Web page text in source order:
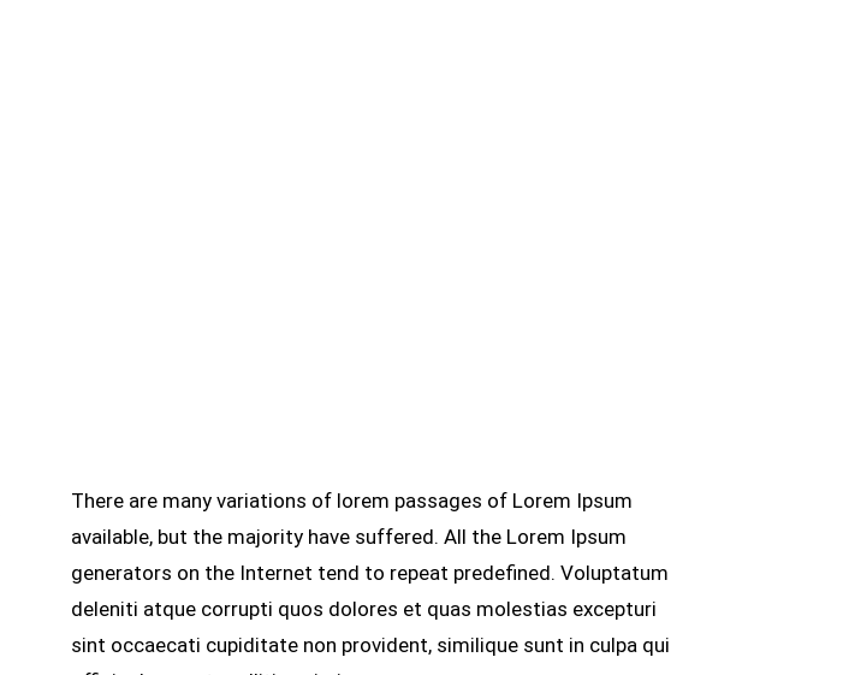
There are many variations of lorem passages of Lorem Ipsum
available, but the majority have suffered. All the Lorem Ipsum
generators on the Internet tend to repeat predefined. Voluptatum
deleniti atque corrupti quos dolores et quas molestias excepturi
sint occaecati cupiditate non provident, similique sunt in culpa qui